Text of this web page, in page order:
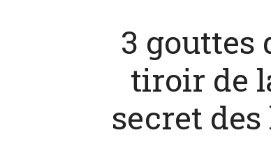
3 gouttes
tiroir de
secret